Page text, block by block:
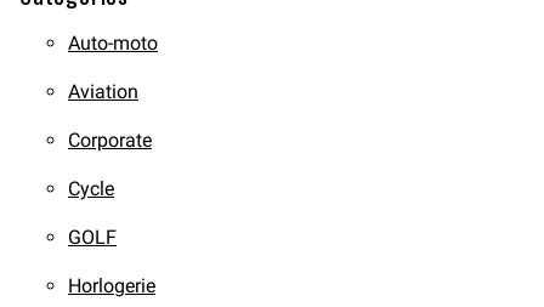
Auto-moto
Aviation
Corporate
Cycle
GOLF
Horlogerie